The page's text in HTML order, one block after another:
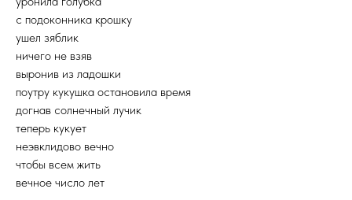
с подоконника крошку
ушел зяблик
ничего не взяв
выронив из ладошки
поутру кукушка остановила время
догнав солнечный лучик
теперь кукует
неэвклидово вечно
чтобы всем жить
вечное число лет